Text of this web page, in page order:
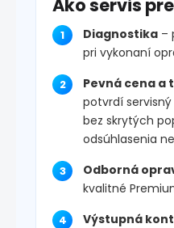
Ako servis
Diagnostika –
pri vykonaní
Pevná cena
potvrdí
bez skrytých
odsúhlasenia
Odborná
kvalitné
Výstupná